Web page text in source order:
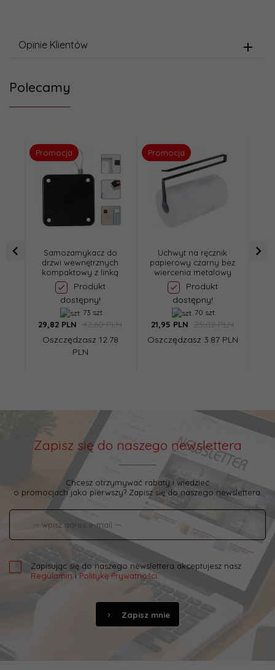
Opinie Klientów
Polecamy
Promocja
Samozamykacz do
drzwi wewnętrznych
kompaktowy z linką
Produkt
dostępny!
73 szt.
29,82 PLN
42,60 PLN
Oszczędzasz 12.78
PLN
Promocja
Uchwyt na ręcznik
papierowy czarny bez
wiercenia metalowy
Produkt
dostępny!
70 szt.
21,95 PLN
25,82 PLN
Oszczędzasz 3.87 PLN
Zapisz się do naszego newslettera
Chcesz otrzymywać rabaty i wiedzieć
o promocjach jako pierwszy? Zapisz się do naszego newslettera.
Zapisując się do naszego newslettera akceptujesz nasz
Regulamin i Politykę Prywatności.
Zapisz mnie